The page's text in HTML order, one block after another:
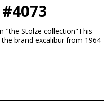
"the Stolze collection"This
brand excalibur from 1964